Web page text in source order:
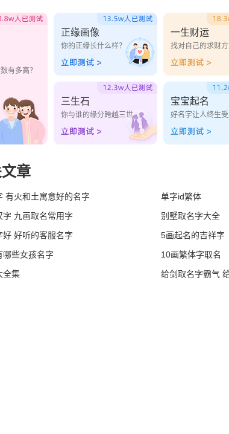
有多高？
正缘画像
你的正缘长什么样？
一生财运
找对自己的求财
三生石
你与谁的缘分跨越三世
宝宝起名
好名字让人终生受
章
有火和土寓意好的名字
单字id繁体
字 九画取名常用字
别墅取名字大全
好听的客服名字
5画起名的吉祥字
哪些女孩名字
10画繁体字取名
全集
给剑取名字霸气